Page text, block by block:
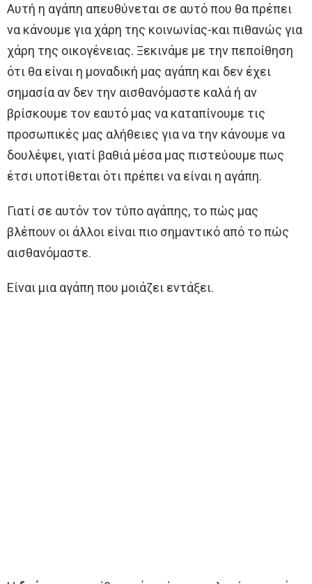
Αυτή η αγάπη απευθύνεται σε αυτό που θα πρέπει
να κάνουμε για χάρη της κοινωνίας-και πιθανώς για
χάρη της οικογένειας. Ξεκινάμε με την πεποίθηση
ότι θα είναι η μοναδική μας αγάπη και δεν έχει
σημασία αν δεν την αισθανόμαστε καλά ή αν
βρίσκουμε τον εαυτό μας να καταπίνουμε τις
προσωπικές μας αλήθειες για να την κάνουμε να
δουλέψει, γιατί βαθιά μέσα μας πιστεύουμε πως
έτσι υποτίθεται ότι πρέπει να είναι η αγάπη.
Γιατί σε αυτόν τον τύπο αγάπης, το πώς μας
βλέπουν οι άλλοι είναι πιο σημαντικό από το πώς
αισθανόμαστε.
Είναι μια αγάπη που μοιάζει εντάξει.